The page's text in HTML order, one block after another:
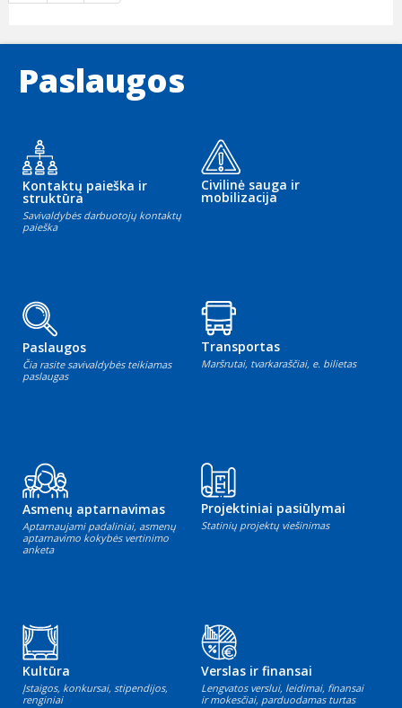
Paslaugos
Kontaktų paieška ir
struktūra
Savivaldybės darbuotojų kontaktų
paieška
Civilinė sauga ir
mobilizacija
Paslaugos
Čia rasite savivaldybės teikiamas
paslaugas
Transportas
Maršrutai, tvarkaraščiai, e. bilietas
Asmenų aptarnavimas
Aptarnaujami padaliniai, asmenų
aptarnavimo kokybės vertinimo
anketa
Projektiniai pasiūlymai
Statinių projektų viešinimas
Kultūra
Įstaigos, konkursai, stipendijos,
renginiai
Verslas ir finansai
Lengvatos verslui, leidimai, finansai
ir mokesčiai, parduodamas turtas